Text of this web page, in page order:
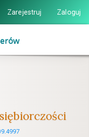
Zarejestruj Zaloguj